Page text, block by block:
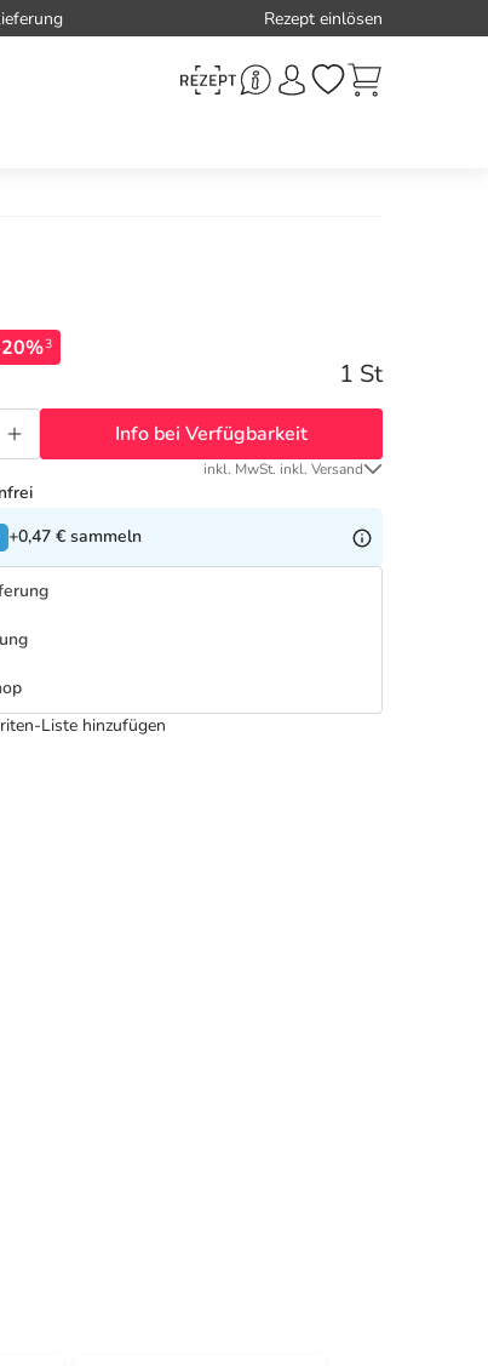
Rezept einlösen
3
1 St
Info bei Verfügbarkeit
inkl. MwSt. inkl. Versand
+0,47 € sammeln
Liste hinzufügen